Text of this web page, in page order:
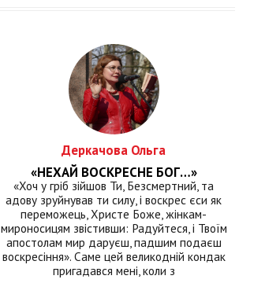
Деркачова Ольга
«НЕХАЙ ВОСКРЕСНЕ БОГ…»
«Хоч у гріб зійшов Ти, Безсмертний, та
адову зруйнував ти силу, і воскрес єси як
переможець, Христе Боже, жінкам-
мироносицям звістивши: Радуйтеся, і Твоїм
апостолам мир даруєш, падшим подаєш
воскресіння». Саме цей великодній кондак
пригадався мені, коли з